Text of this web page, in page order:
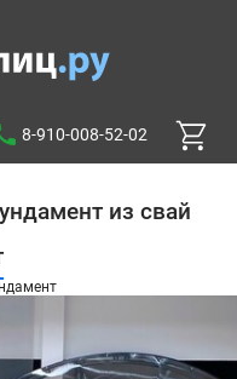
8-910-008-52-02
из свай